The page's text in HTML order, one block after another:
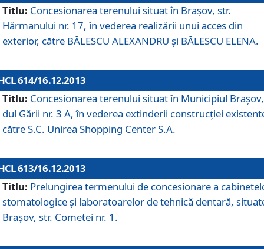
Titlu: Concesionarea terenului situat în Braşov, str.
Hărmanului nr. 17, în vederea realizării unui acces din
exterior, către BĂLESCU ALEXANDRU şi BĂLESCU ELENA.
614/16.12.2013
Titlu: Concesionarea terenului situat în Municipiul
dul Gării nr. 3 A, în vederea extinderii construcţiei
către S.C. Unirea Shopping Center S.A.
613/16.12.2013
Titlu: Prelungirea termenului de concesionare a
stomatologice şi laboratoarelor de tehnică dentară,
Braşov, str. Cometei nr. 1.